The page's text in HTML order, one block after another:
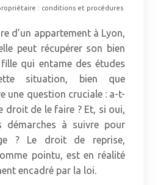
: conditions et procédures
d’un appartement à Lyon,
peut récupérer son bien
qui entame des études
situation, bien que
une question cruciale : a-t-
droit de le faire ? Et, si oui,
démarches à suivre pour
? Le droit de reprise,
pointu, est en réalité
encadré par la loi.